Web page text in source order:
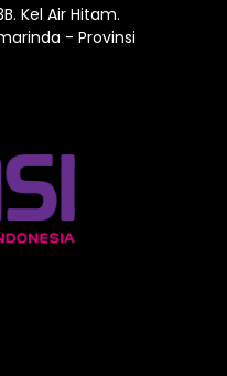
Kel Air Hitam.
- Provinsi